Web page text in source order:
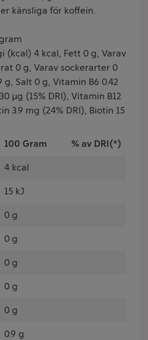
känsliga för koffein.
(kcal) 4 kcal, Fett 0 g, Varav
0 g, Varav sockerarter 0
Salt 0 g, Vitamin B6 0.42
µg (15% DRI), Vitamin B12
3.9 mg (24% DRI), Biotin 15
100 Gram % av DRI(*)
4 kcal
15 kJ
0 g
0 g
0 g
0 g
0 g
0.9 g